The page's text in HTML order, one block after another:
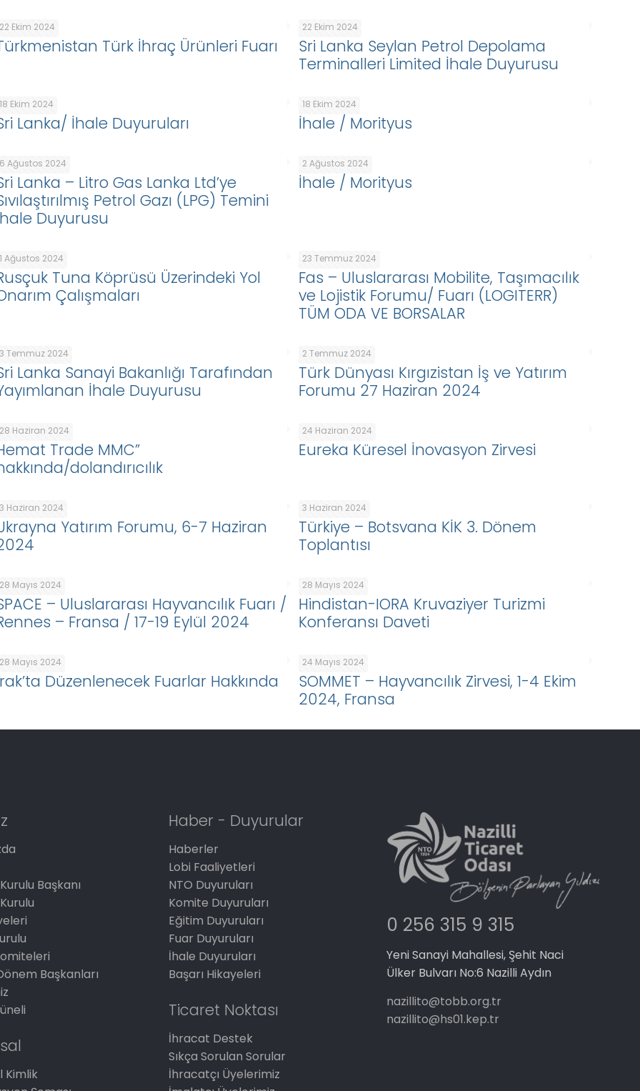
22 Ekim 2024
Türk İhraç Ürünleri Fuarı
22 Ekim 2024
Sri Lanka Seylan Petrol Depolama
Terminalleri Limited İhale Duyurusu
18 Ekim 2024
Lanka/ İhale Duyuruları
18 Ekim 2024
İhale / Morityus
6 Ağustos 2024
Lanka – Litro Gas Lanka Ltd’ye
Petrol Gazı (LPG) Temini
Duyurusu
2 Ağustos 2024
İhale / Morityus
1 Ağustos 2024
Tuna Köprüsü Üzerindeki Yol
Çalışmaları
23 Temmuz 2024
Fas – Uluslararası Mobilite, Taşımacılık
ve Lojistik Forumu/ Fuarı (LOGITERR)
TÜM ODA VE BORSALAR
3 Temmuz 2024
Lanka Sanayi Bakanlığı Tarafından
İhale Duyurusu
2 Temmuz 2024
Türk Dünyası Kırgızistan İş ve Yatırım
Forumu 27 Haziran 2024
28 Haziran 2024
Trade MMC”
dolandırıcılık
24 Haziran 2024
Eureka Küresel İnovasyon Zirvesi
3 Haziran 2024
Yatırım Forumu, 6-7 Haziran
3 Haziran 2024
Türkiye – Botsvana KİK 3. Dönem
Toplantısı
28 Mayıs 2024
– Uluslararası Hayvancılık Fuarı /
– Fransa / 17-19 Eylül 2024
28 Mayıs 2024
Hindistan-IORA Kruvaziyer Turizmi
Konferansı Daveti
28 Mayıs 2024
Düzenlenecek Fuarlar Hakkında
24 Mayıs 2024
SOMMET – Hayvancılık Zirvesi, 1-4 Ekim
2024, Fransa
Başkanı
Başkanları
Kimlik
Haber - Duyurular
Haberler
Lobi Faaliyetleri
NTO Duyuruları
Komite Duyuruları
Eğitim Duyuruları
Fuar Duyuruları
İhale Duyuruları
Başarı Hikayeleri
Ticaret Noktası
İhracat Destek
Sıkça Sorulan Sorular
İhracatçı Üyelerimiz
0 256 315 9 315
Yeni Sanayi Mahallesi, Şehit Naci
Ülker Bulvarı No:6 Nazilli Aydın
nazillito@tobb.org.tr
nazillito@hs01.kep.tr